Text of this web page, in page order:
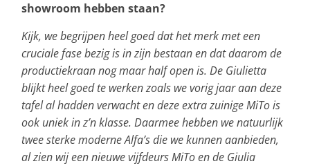
showroom hebben staan?
Kijk, we begrijpen heel goed dat het merk met een
cruciale fase bezig is in zijn bestaan en dat daarom de
productiekraan nog maar half open is. De Giulietta
blijkt heel goed te werken zoals we vorig jaar aan deze
tafel al hadden verwacht en deze extra zuinige MiTo is
ook uniek in z’n klasse. Daarmee hebben we natuurlijk
twee sterke moderne Alfa’s die we kunnen aanbieden,
al zien wij een nieuwe vijfdeurs MiTo en de Giulia